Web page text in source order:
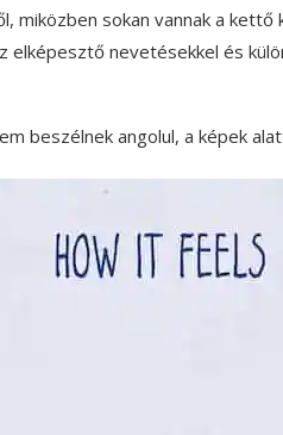
miközben sokan vannak a kettő
elképesztő nevetésekkel és
beszélnek angolul, a képek